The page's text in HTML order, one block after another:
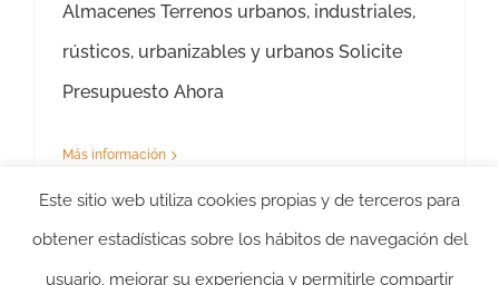
Almacenes Terrenos urbanos, industriales,
rústicos, urbanizables y urbanos Solicite
Presupuesto Ahora
Más información
Este sitio web utiliza cookies propias y de terceros para
obtener estadísticas sobre los hábitos de navegación del
usuario, mejorar su experiencia y permitirle compartir